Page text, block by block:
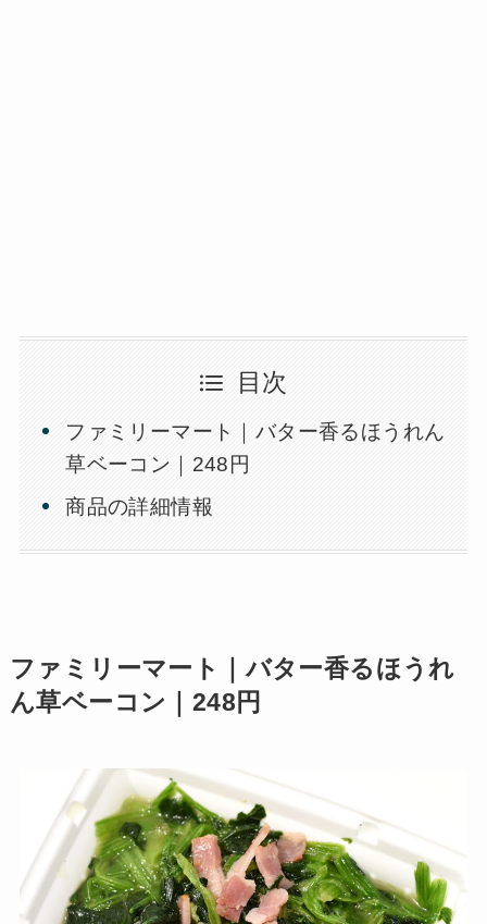
目次
ファミリーマート｜バター香るほうれん
草ベーコン｜248円
商品の詳細情報
ファミリーマート｜バター香るほうれ
ん草ベーコン｜248円